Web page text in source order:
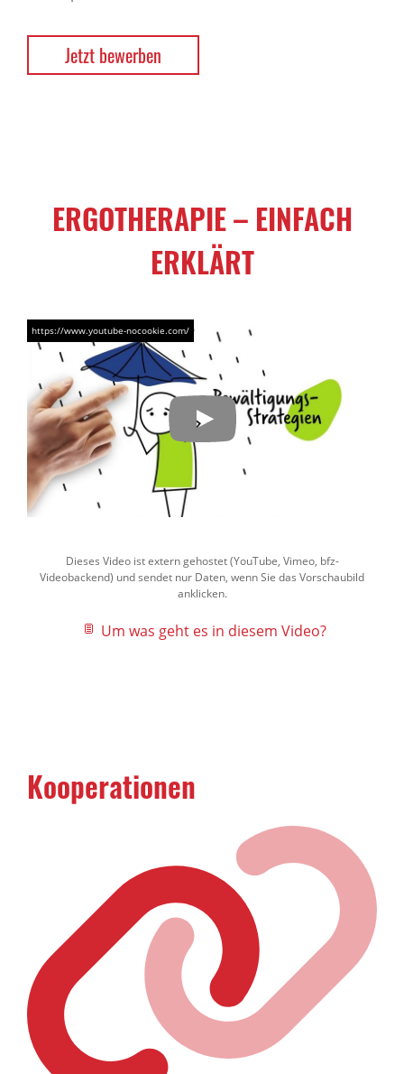
Jetzt bewerben
ERGOTHERAPIE – EINFACH
ERKLÄRT
Dieses Video ist extern gehostet (YouTube, Vimeo, bfz-
Videobackend) und sendet nur Daten, wenn Sie das Vorschaubild
anklicken.
Um was geht es in diesem Video?
Kooperationen